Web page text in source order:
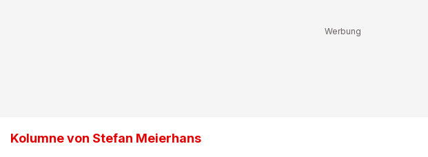
Kolumne von Stefan Meierhans